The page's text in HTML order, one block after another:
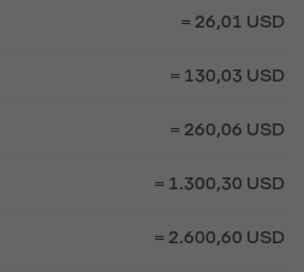
= 26,01 USD
= 130,03 USD
= 260,06 USD
= 1.300,30 USD
= 2.600,60 USD